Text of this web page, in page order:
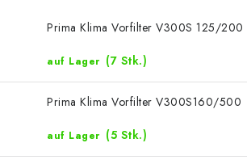
SMARTER GARTEN
Geschäftsbewertung Kaufberatung
Kontakt
Datenschutzerklärung Impressum
Prima Klima Vorfilter V300S 125/200
auf Lager (7 Stk.)
Prima Klima Vorfilter V300S160/500
auf Lager (5 Stk.)